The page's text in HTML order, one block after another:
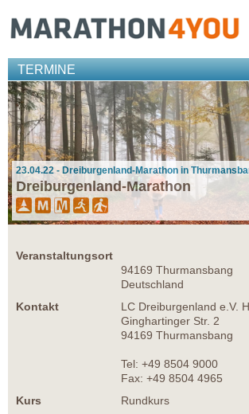
TERMINE
23.04.22 - Dreiburgenland-Marathon in
Dreiburgenland-Marathon
Veranstaltungsort
94169 Thurmansbang
Deutschland
Kontakt
LC Dreiburgenland e.V.
Ginghartinger Str. 2
94169 Thurmansbang
Tel: +49 8504 9000
Fax: +49 8504 4965
Kurs
Rundkurs